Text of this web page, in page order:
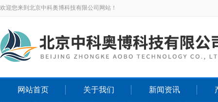
欢迎您来到北京中科奥博科技有限公司网站！
网站首页 关于我们 新闻资讯